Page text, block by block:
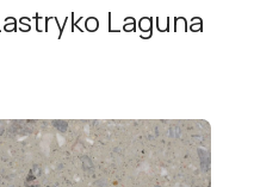
Laguna